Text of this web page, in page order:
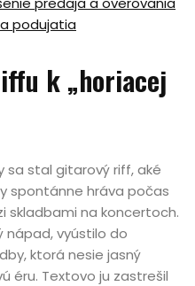
podujatia
k „horiacej
sa stal gitarový riff, aké
spontánne hráva počas
skladbami na koncertoch.
nápad, vyústilo do
ktorá nesie jasný
éru. Textovo ju zastrešil